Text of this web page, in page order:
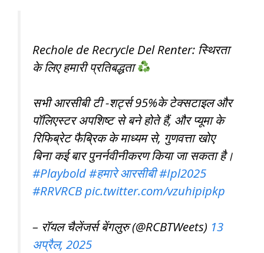
Rechole de Recrycle Del Renter: स्थिरता
के लिए हमारी प्रतिबद्धता
सभी आरसीबी टी -शर्ट्स 95%के टेक्सटाइल और
पॉलिएस्टर अपशिष्ट से बने होते हैं, और प्यूमा के
रिफिब्रेट फैब्रिक के माध्यम से, गुणवत्ता खोए
बिना कई बार पुनर्नवीनीकरण किया जा सकता है।
#Playbold#हमारे आरसीबी#Ipl2025
#RRVRCBpic.twitter.com/vzuhipipkp
– रॉयल चैलेंजर्स बेंगलुरु (@RCBTWeets) 13
अप्रैल, 2025